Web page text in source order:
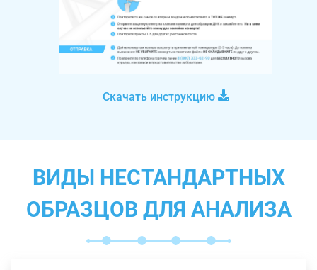
Скачать инструкцию
ВИДЫ НЕСТАНДАРТНЫХ
ОБРАЗЦОВ ДЛЯ АНАЛИЗА